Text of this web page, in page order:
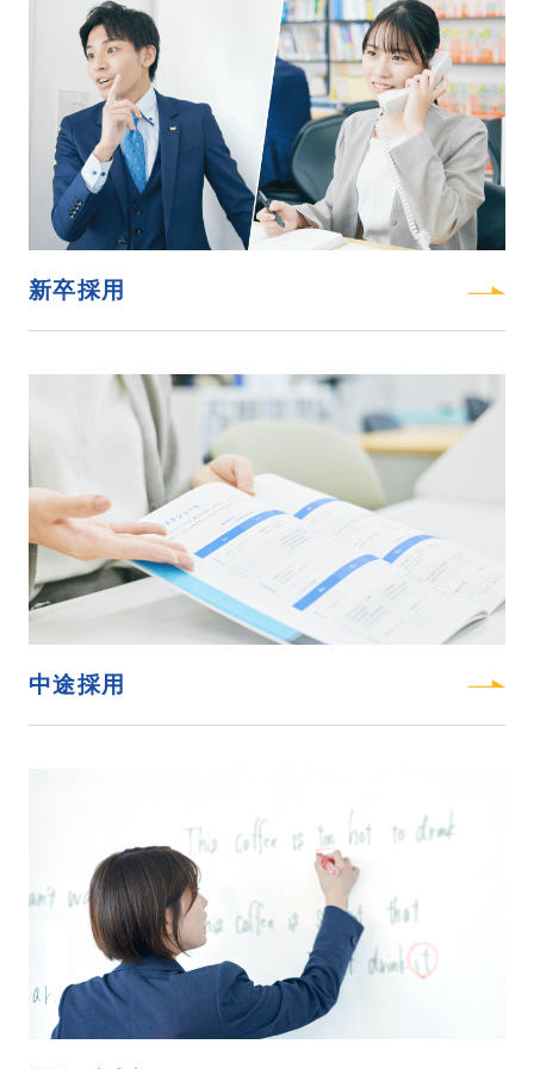
新卒採用
中途採用
本社スタッフ 本社事務
ムービーギャラリー MOVIE GALLERY
リクルートムービー
2027新卒
ブランドムービー
採用情報 RECRUIT
新卒採用
インターンシップ
2027新卒
中途採用
海外勤務
お知らせ お問い合わせ
プライバシーポリシー